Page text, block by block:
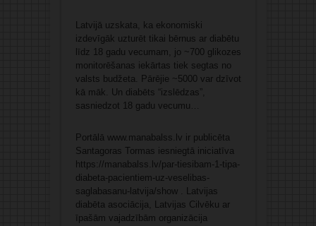
Latvijā uzskata, ka ekonomiski
izdevīgāk uzturēt tikai bērnus ar diabētu
līdz 18 gadu vecumam, jo ~700 glikozes
monitorēšanas iekārtas tiek segtas no
valsts budžeta. Pārējie ~5000 var dzīvot
kā māk. Un diabēts “izslēdzas”,
sasniedzot 18 gadu vecumu…
Portālā www.manabalss.lv ir publicēta
Santagoras Tormas iesniegtā iniciatīva
https://manabalss.lv/par-tiesibam-1-tipa-
diabeta-pacientiem-uz-veselibas-
saglabasanu-latvija/show . Latvijas
diabēta asociācija, Latvijas Cilvēku ar
īpašām vajadzībām organizācija